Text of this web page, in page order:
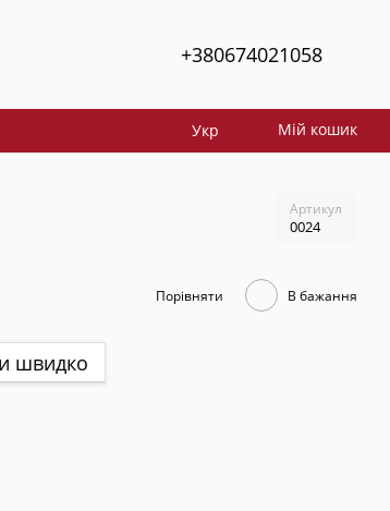
+380674021058
Укр Мій кошик
Артикул
0024
Порівняти В бажання
швидко